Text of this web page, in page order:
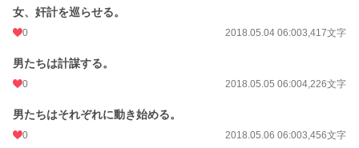
女、奸計を巡らせる。
0 2018.05.04 06:003,417文字
男たちは計謀する。
0 2018.05.05 06:004,226文字
男たちはそれぞれに動き始める。
0 2018.05.06 06:003,456文字